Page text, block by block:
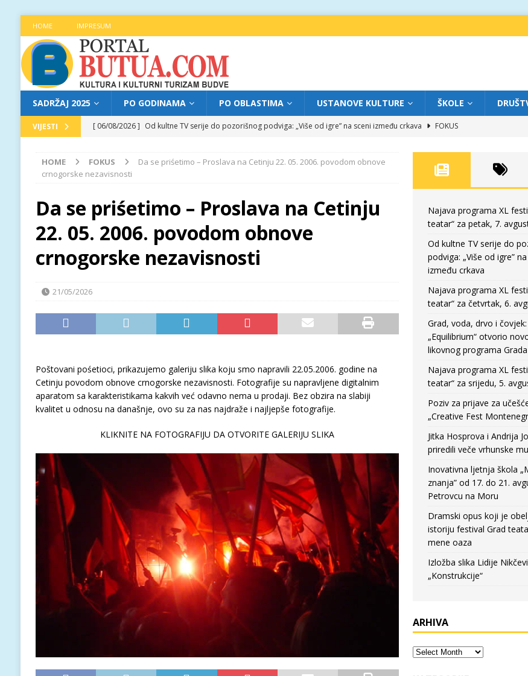
HOME IMPRESUM
SADRŽAJ 2025 PO GODINAMA PO OBLASTIMA USTANOVE KULTURE ŠKOLE
VIJESTI [ 06/08/2026 ] Od kultne TV serije do pozorišnog podviga: „Više od igre” na sceni između crkava
FOKUS
[ 05/08/2026 ] Grad, voda, drvo i čovjek: „Equilibrium“ otvorio novo poglavlje likovnog programa Grada teatra
FOKUS
[ 06/08/2026 ] Najava programa XL festivala „Grad teatar“ za petak, 7. avgust FOKUS
HOME FOKUS
Da se priśetimo – Proslava na Cetinju 22. 05. 2006. povodom obnove
crnogorske nezavisnosti
Da se priśetimo – Proslava na Cetinju
22. 05. 2006. povodom obnove
crnogorske nezavisnosti
21/05/2026
Poštovani pośetioci, prikazujemo galeriju slika koju smo napravili 22.05.2006. godine na
Cetinju povodom obnove crnogorske nezavisnosti. Fotografije su napravljene digitalnim
aparatom sa karakteristikama kakvih već odavno nema u prodaji. Bez obzira na slabiji
kvalitet u odnosu na današnje, ovo su za nas najdraže i najljepše fotografije.
KLIKNITE NA FOTOGRAFIJU DA OTVORITE GALERIJU SLIKA
Najava programa XL
teatar“ za petak, 7.
Od kultne TV serije do
podviga: „Više od igre”
između crkava
Najava programa XL
teatar“ za četvrtak, 6.
Grad, voda, drvo i čovjek:
„Equilibrium“ otvorio
likovnog programa
Najava programa XL
teatar“ za srijedu, 5.
Poziv za prijave za
„Creative Fest
Jitka Hosprova i Andrija
priredili veče vrhunske
Inovativna ljetnja škola
znanja” od 17. do 21.
Petrovcu na Moru
Dramski opus koji je
istoriju festival Grad
mene oaza
Izložba slika Lidije
„Konstrukcije“
ARHIVA